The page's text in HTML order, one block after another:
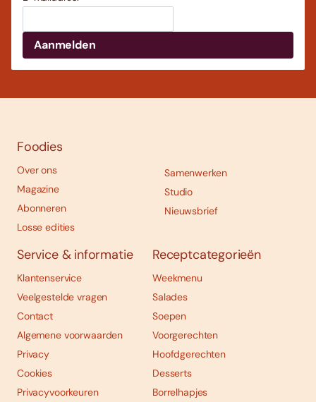
Foodies
Over ons
Magazine
Abonneren
Losse edities
Samenwerken
Studio
Nieuwsbrief
Service & informatie
Klantenservice
Veelgestelde vragen
Contact
Algemene voorwaarden
Privacy
Cookies
Privacyvoorkeuren
Receptcategorieën
Weekmenu
Salades
Soepen
Voorgerechten
Hoofdgerechten
Desserts
Borrelhapjes